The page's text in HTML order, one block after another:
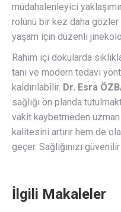
müdahalenleyici
rolünü bir kez daha gözler
yaşam için düzenli
Rahim içi dokularda
tanı ve modern tedavi
kaldırılabilir. Dr. Esra
sağlığı ön planda
vakit kaybetmeden
kalitesini artırır hem de
geçer. Sağlığınızı
İlgili Makaleler